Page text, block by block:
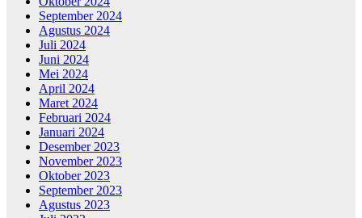
September 2024
Agustus 2024
Juli 2024
Juni 2024
Mei 2024
April 2024
Maret 2024
Februari 2024
Januari 2024
Desember 2023
November 2023
Oktober 2023
September 2023
Agustus 2023